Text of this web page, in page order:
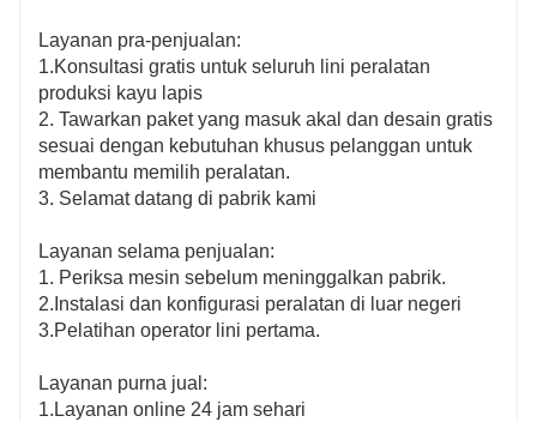
Layanan pra-penjualan:
1.Konsultasi gratis untuk seluruh lini peralatan
produksi kayu lapis
2. Tawarkan paket yang masuk akal dan desain gratis
sesuai dengan kebutuhan khusus pelanggan untuk
membantu memilih peralatan.
3. Selamat datang di pabrik kami
Layanan selama penjualan:
1. Periksa mesin sebelum meninggalkan pabrik.
2.Instalasi dan konfigurasi peralatan di luar negeri
3.Pelatihan operator lini pertama.
Layanan purna jual:
1.Layanan online 24 jam sehari